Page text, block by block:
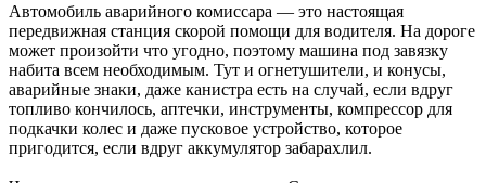
Автомобиль аварийного комиссара — это настоящая
передвижная станция скорой помощи для водителя. На дороге
может произойти что угодно, поэтому машина под завязку
набита всем необходимым. Тут и огнетушители, и конусы,
аварийные знаки, даже канистра есть на случай, если вдруг
топливо кончилось, аптечки, инструменты, компрессор для
подкачки колес и даже пусковое устройство, которое
пригодится, если вдруг аккумулятор забарахлил.